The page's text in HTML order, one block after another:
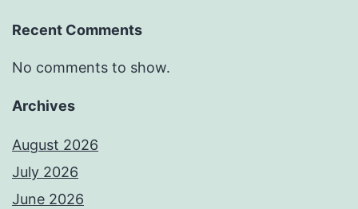
Recent Comments
No comments to show.
Archives
August 2026
July 2026
June 2026